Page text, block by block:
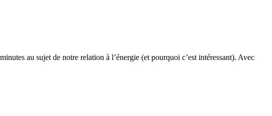
au sujet de notre relation à l’énergie (et pourquoi c’est intéressant). Avec